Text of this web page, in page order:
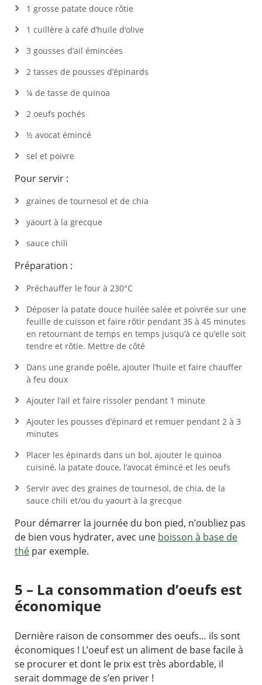
1 grosse patate douce rôtie
1 cuillère à café d’huile d’olive
3 gousses d’ail émincées
2 tasses de pousses d’épinards
¼ de tasse de quinoa
2 oeufs pochés
½ avocat émincé
sel et poivre
Pour servir :
graines de tournesol et de chia
yaourt à la grecque
sauce chili
Préparation :
Préchauffer le four à 230°C
Déposer la patate douce huilée salée et poivrée sur une
feuille de cuisson et faire rôtir pendant 35 à 45 minutes
en retournant de temps en temps jusqu’à ce qu’elle soit
tendre et rôtie. Mettre de côté
Dans une grande poêle, ajouter l’huile et faire chauffer
à feu doux
Ajouter l’ail et faire rissoler pendant 1 minute
Ajouter les pousses d’épinard et remuer pendant 2 à 3
minutes
Placer les épinards dans un bol, ajouter le quinoa
cuisiné, la patate douce, l’avocat émincé et les oeufs
Servir avec des graines de tournesol, de chia, de la
sauce chili et/ou du yaourt à la grecque
Pour démarrer la journée du bon pied, n’oubliez pas
de bien vous hydrater, avec une boisson à base de
thé par exemple.
5 – La consommation d’oeufs est
économique
Dernière raison de consommer des oeufs… ils sont
économiques ! L’oeuf est un aliment de base facile à
se procurer et dont le prix est très abordable, il
serait dommage de s’en priver !